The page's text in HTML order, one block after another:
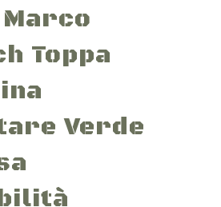
Marco
Toppa
Verde